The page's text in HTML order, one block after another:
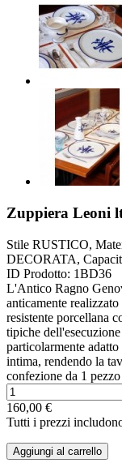
Zuppiera Leoni
Stile RUSTICO,
DECORATA,
ID Prodotto: 1BD36
L'Antico Ragno
anticamente
resistente porcellana
tipiche
particolarmente
intima, rendendo la
confezione da 1 pezzo
160,00 €
Tutti i prezzi
Aggiungi al carrello